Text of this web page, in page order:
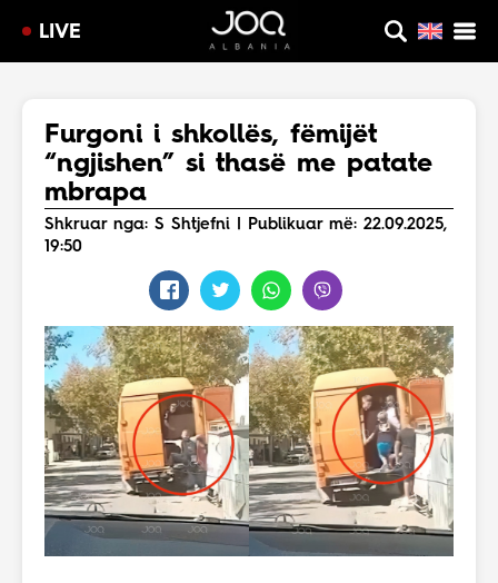
LIVE
Furgoni i shkollës, fëmijët
“ngjishen” si thasë me patate
mbrapa
Shkruar nga: S Shtjefni | Publikuar më: 22.09.2025,
19:50